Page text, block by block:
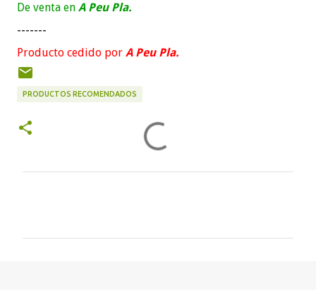
De venta en A Peu Pla.
-------
Producto cedido por A Peu Pla.
PRODUCTOS RECOMENDADOS